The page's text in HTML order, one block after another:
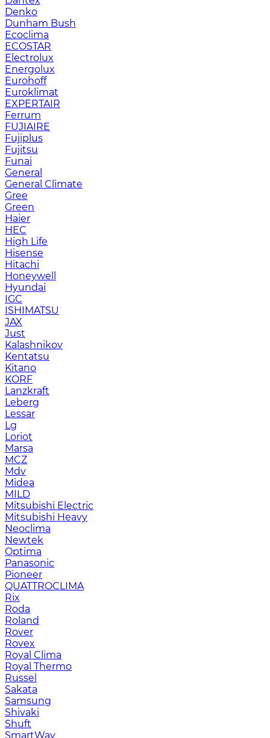
Denko
Dunham Bush
Ecoclima
ECOSTAR
Electrolux
Energolux
Eurohoff
Euroklimat
EXPERTAIR
Ferrum
FUJIAIRE
Fujiplus
Fujitsu
Funai
General
General Climate
Gree
Green
Haier
HEC
High Life
Hisense
Hitachi
Honeywell
Hyundai
IGC
ISHIMATSU
JAX
Just
Kalashnikov
Kentatsu
Kitano
KORF
Lanzkraft
Leberg
Lessar
Lg
Loriot
Marsa
MCZ
Mdv
Midea
MILD
Mitsubishi Electric
Mitsubishi Heavy
Neoclima
Newtek
Optima
Panasonic
Pioneer
QUATTROCLIMA
Rix
Roda
Roland
Rover
Rovex
Royal Clima
Royal Thermo
Russel
Sakata
Samsung
Shivaki
Shuft
SmartWay